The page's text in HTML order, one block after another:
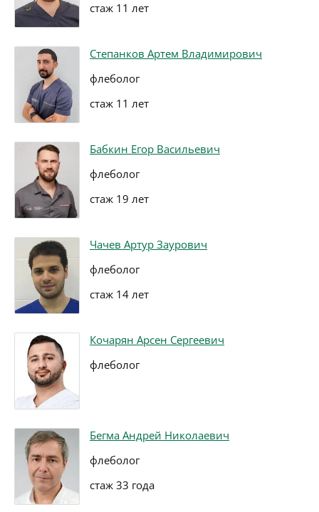
стаж 11 лет
Степанков Артем Владимирович
флеболог
стаж 11 лет
Бабкин Егор Васильевич
флеболог
стаж 19 лет
Чачев Артур Заурович
флеболог
стаж 14 лет
Кочарян Арсен Сергеевич
флеболог
Бегма Андрей Николаевич
флеболог
стаж 33 года